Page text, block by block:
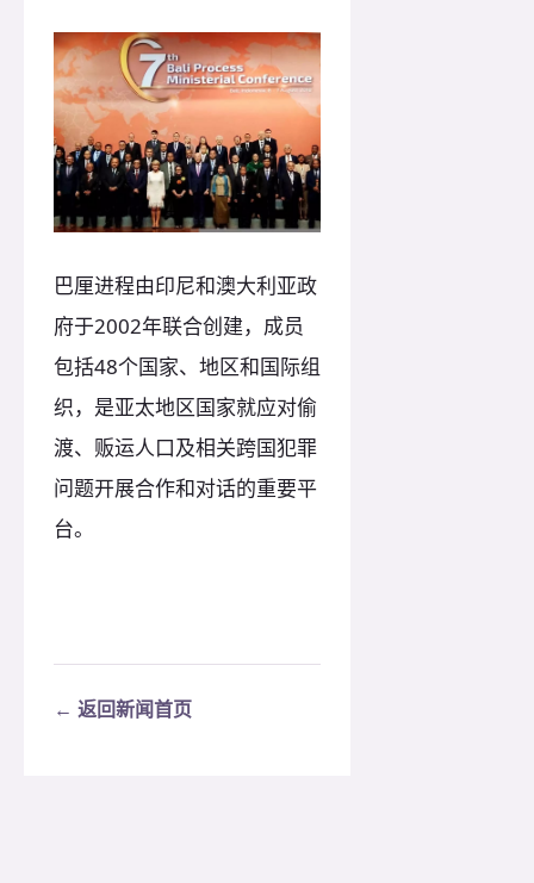
巴厘进程由印尼和澳大利亚政
府于2002年联合创建，成员
包括48个国家、地区和国际组
织，是亚太地区国家就应对偷
渡、贩运人口及相关跨国犯罪
问题开展合作和对话的重要平
台。
← 返回新闻首页